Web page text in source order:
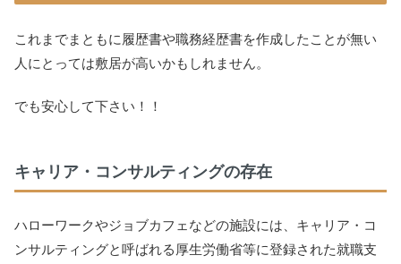
これまでまともに履歴書や職務経歴書を作成したことが無い
人にとっては敷居が高いかもしれません。
でも安心して下さい！！
キャリア・コンサルティングの存在
ハローワークやジョブカフェなどの施設には、キャリア・コ
ンサルティングと呼ばれる厚生労働省等に登録された就職支